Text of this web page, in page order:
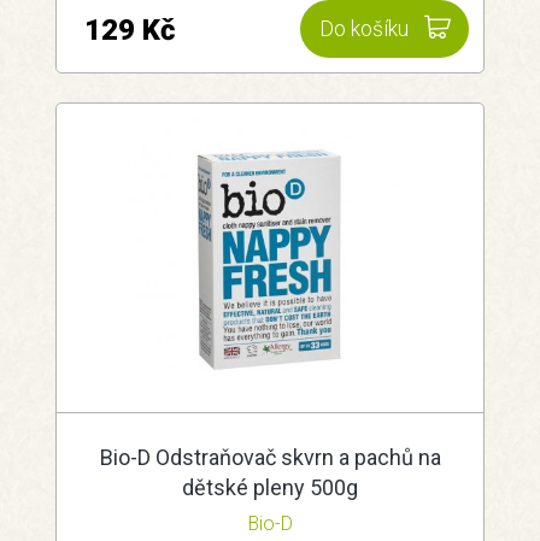
Do košíku
129 Kč
Bio-D Odstraňovač skvrn a pachů na
dětské pleny 500g
Bio-D